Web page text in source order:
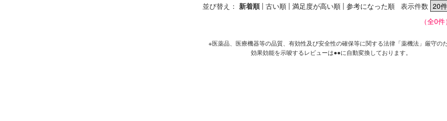
並び替え： 新着順 | 古い順 | 満足度が高い順 | 参考になった順 表示件数
（全0件）
※医薬品、医療機器等の品質、有効性及び安全性の確保等に関する法律「薬機法」厳守の
効果効能を示唆するレビューは●●に自動変換しております。